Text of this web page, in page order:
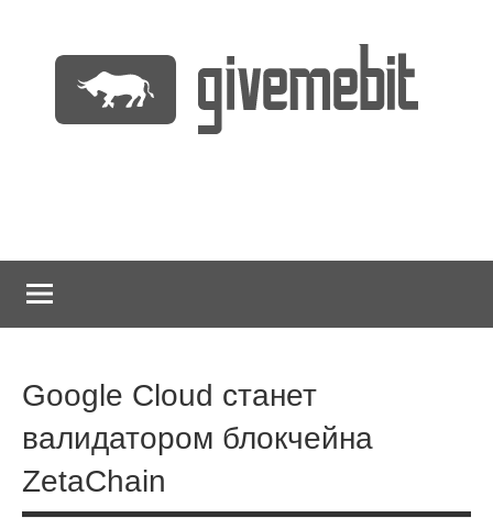
содержимому
Google Cloud станет
валидатором блокчейна
ZetaChain